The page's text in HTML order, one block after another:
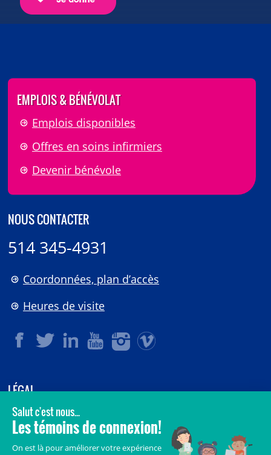
EMPLOIS & BÉNÉVOLAT
Emplois disponibles
Offres en soins infirmiers
Devenir bénévole
NOUS CONTACTER
514 345-4931
Coordonnées, plan d’accès
Heures de visite
LÉGAL
© 2006-2026CHU Sainte-Justine.
Tous droits réservés.
Crédits